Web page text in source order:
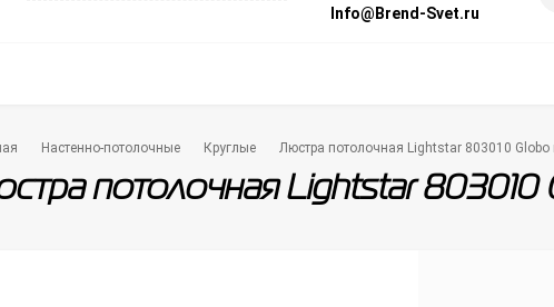
Info@Brend-Svet.ru
Настенно-потолочные Круглые Люстра потолочная Lightstar 803010
потолочная Lightstar 803010